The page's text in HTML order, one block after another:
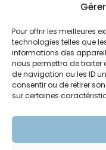
Pour offrir les meilleures
technologies telles que
informations des
nous permettra de traiter
de navigation ou les ID
consentir ou de retirer
sur certaines